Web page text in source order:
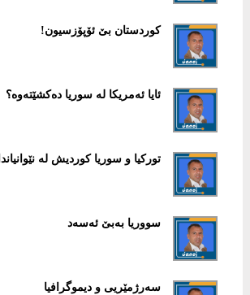
کوردستان بێ ئۆپۆزسیون!
ئایا ئەمریکا لە سوریا دەکشێتەوە؟
تورکیا و سوریا کوردیش لە نێوانیاندا
سووریا بەبێ ئەسەد
سەرژمێریی و دیموگرافیا